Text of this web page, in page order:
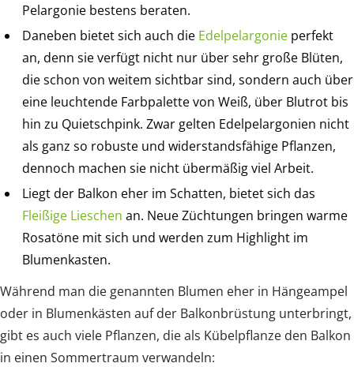
Pelargonie bestens beraten.
Daneben bietet sich auch die Edelpelargonie perfekt
an, denn sie verfügt nicht nur über sehr große Blüten,
die schon von weitem sichtbar sind, sondern auch über
eine leuchtende Farbpalette von Weiß, über Blutrot bis
hin zu Quietschpink. Zwar gelten Edelpelargonien nicht
als ganz so robuste und widerstandsfähige Pflanzen,
dennoch machen sie nicht übermäßig viel Arbeit.
Liegt der Balkon eher im Schatten, bietet sich das
Fleißige Lieschen an. Neue Züchtungen bringen warme
Rosatöne mit sich und werden zum Highlight im
Blumenkasten.
Während man die genannten Blumen eher in Hängeampel
oder in Blumenkästen auf der Balkonbrüstung unterbringt,
gibt es auch viele Pflanzen, die als Kübelpflanze den Balkon
in einen Sommertraum verwandeln: